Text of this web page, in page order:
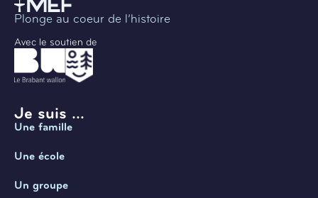
Plonge au coeur de l’histoire
Avec le soutien de
Je suis ...
Une famille
Une école
Un groupe